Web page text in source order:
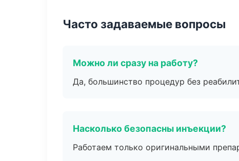
Часто задаваемые вопросы
Можно ли сразу на работу?
Да, большинство процедур без
Насколько безопасны инъекции?
Работаем только оригинальными